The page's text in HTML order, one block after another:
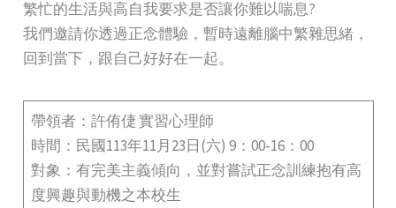
繁忙的生活與高自我要求是否讓你難以喘息?
我們邀請你透過正念體驗，暫時遠離腦中繁雜思緒，
回到當下，跟自己好好在一起。
帶領者：許侑倢 實習心理師
時間：民國113年11月23日(六) 9：00-16：00
對象：有完美主義傾向，並對嘗試正念訓練抱有高
度興趣與動機之本校生